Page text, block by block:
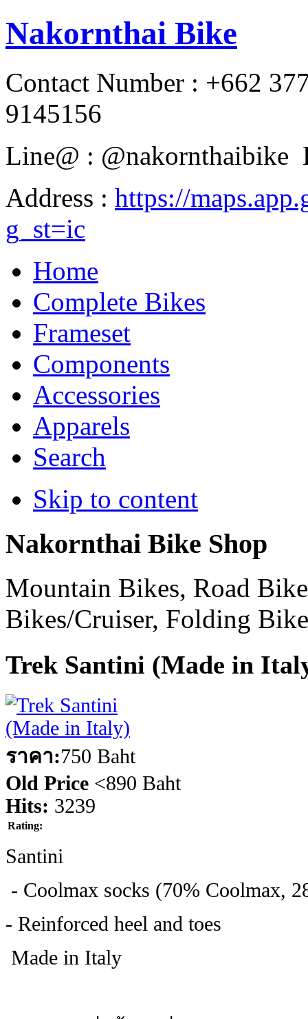
Nakornthai Bike
Contact Number : +662
9145156
Line@ :
Address : https://
g_st=ic
Home
Complete Bikes
Frameset
Components
Accessories
Apparels
Search
Skip to content
Nakornthai Bike Shop
Mountain Bikes, Road
Bikes/Cruiser, Folding
Trek Santini (Made in
ราคา:750 Baht
Old Price <890 Baht
Hits: 3239
Rating:
Santini
- Coolmax socks (70% Coolmax,
- Reinforced heel and toes
Made in Italy